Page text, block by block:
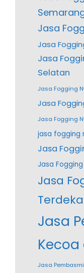
Jasa
Jasa
Jasa
Selatan
Jasa Fogging
Jasa
Jasa Fogging
jasa fogging
Jasa
Jasa
Jasa
Jasa
Jasa